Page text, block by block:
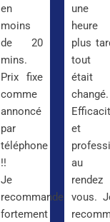
en
moins
de 20
mins.
Prix fixe
comme
annoncé
par
téléphone
!!
Je
recommande
fortement
une
heure
plus
tout
était
changé.
et
au
rendez
vous.